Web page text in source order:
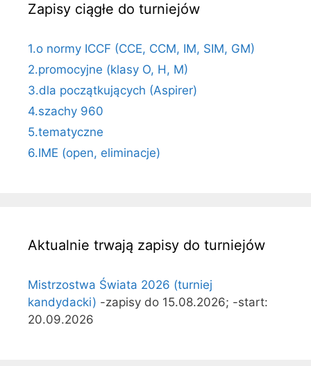
Zapisy ciągłe do turniejów
1.o normy ICCF (CCE, CCM, IM, SIM, GM)
2.promocyjne (klasy O, H, M)
3.dla początkujących (Aspirer)
4.szachy 960
5.tematyczne
6.IME (open, eliminacje)
Aktualnie trwają zapisy do turniejów
Mistrzostwa Świata 2026 (turniej
kandydacki) -zapisy do 15.08.2026; -start:
20.09.2026